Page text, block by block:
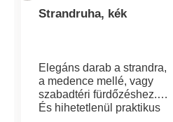
Strandruha, kék
Elegáns darab a strandra,
a medence mellé, vagy
szabadtéri fürdőzéshez.
És hihetetlenül praktikus